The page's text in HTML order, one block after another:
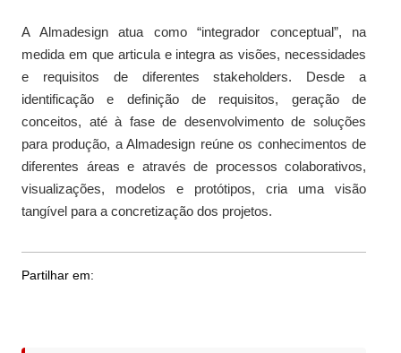
A Almadesign atua como “integrador conceptual”, na
medida em que articula e integra as visões, necessidades
e requisitos de diferentes stakeholders. Desde a
identificação e definição de requisitos, geração de
conceitos, até à fase de desenvolvimento de soluções
para produção, a Almadesign reúne os conhecimentos de
diferentes áreas e através de processos colaborativos,
visualizações, modelos e protótipos, cria uma visão
tangível para a concretização dos projetos.
Partilhar em: